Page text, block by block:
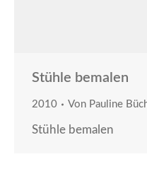
Stühle bemalen
2010 Von Pauline
Stühle bemalen